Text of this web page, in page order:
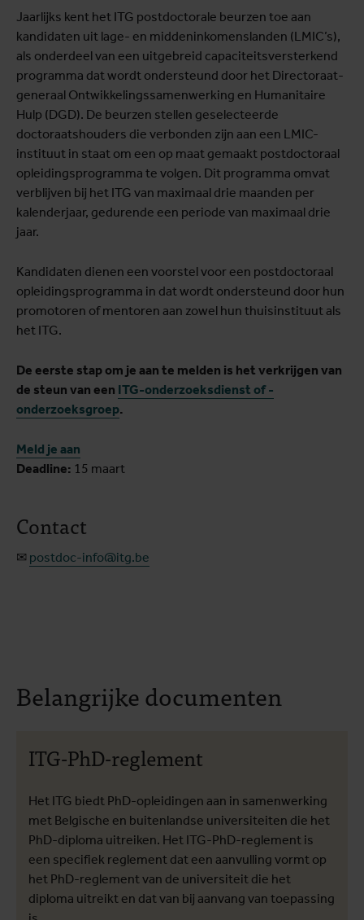
Jaarlijks kent het ITG postdoctorale beurzen toe aan
kandidaten uit lage- en middeninkomenslanden (LMIC’s),
als onderdeel van een uitgebreid capaciteitsversterkend
programma dat wordt ondersteund door het Directoraat-
generaal Ontwikkelingssamenwerking en Humanitaire
Hulp (DGD). De beurzen stellen geselecteerde
doctoraatshouders die verbonden zijn aan een LMIC-
instituut in staat om een op maat gemaakt postdoctoraal
opleidingsprogramma te volgen. Dit programma omvat
verblijven bij het ITG van maximaal drie maanden per
kalenderjaar, gedurende een periode van maximaal drie
jaar.
Kandidaten dienen een voorstel voor een postdoctoraal
opleidingsprogramma in dat wordt ondersteund door hun
promotoren of mentoren aan zowel hun thuisinstituut als
het ITG.
De eerste stap om je aan te melden is het verkrijgen van
de steun van een ITG-onderzoeksdienst of -
onderzoeksgroep.
Meld je aan
Deadline: 15 maart
Contact
✉ postdoc-info@itg.be
Belangrijke documenten
ITG-PhD-reglement
Het ITG biedt PhD-opleidingen aan in samenwerking
met Belgische en buitenlandse universiteiten die het
PhD-diploma uitreiken. Het ITG-PhD-reglement is
een specifiek reglement dat een aanvulling vormt op
het PhD-reglement van de universiteit die het
diploma uitreikt en dat van bij aanvang van toepassing